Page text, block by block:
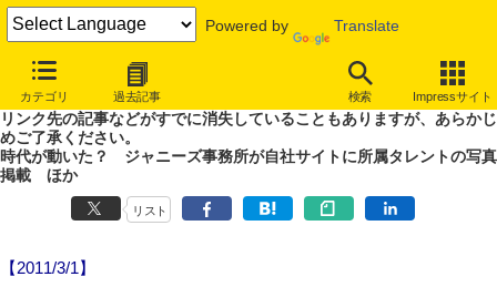
Powered by Translate
カテゴリ 過去記事 検索 Impressサイト
やじうまWatch
噂あり、未確認情報ありのやじうまWatch。
リンク先の記事などがすでに消失していることもありますが、あらかじ
めご了承ください。
時代が動いた？ ジャニーズ事務所が自社サイトに所属タレントの写真
掲載 ほか
リスト
【2011/3/1】